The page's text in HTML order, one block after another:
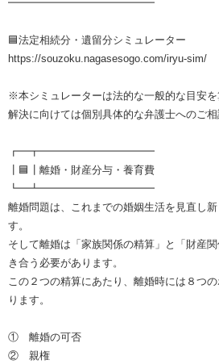
━━━━━━━━━━━━━━
🟦法定相続分・遺留分シミュレーター
https://souzoku.nagasesogo.com/iryu-sim/
※本シミュレーターは法的な一般的な目安
解決に向けては個別具体的な弁護士へのご相
┏━┳━━━━━━━━━━━
┃🟦┃離婚・財産分与・養育費
┗━┻━━━━━━━━━━━
離婚問題は、これまでの婚姻生活を見直し
す。
そして離婚は「家族関係の精算」と「財産
き合う必要があります。
この２つの精算にあたり、離婚時には８つ
ります。
① 離婚の可否
② 親権